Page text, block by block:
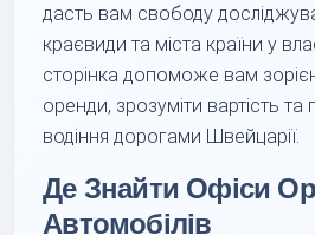
дасть вам свободу
краєвиди та міста країни у
сторінка допоможе вам
оренди, зрозуміти вартість та
водіння дорогами Швейцарії.
Де Знайти Офіси
Автомобілів